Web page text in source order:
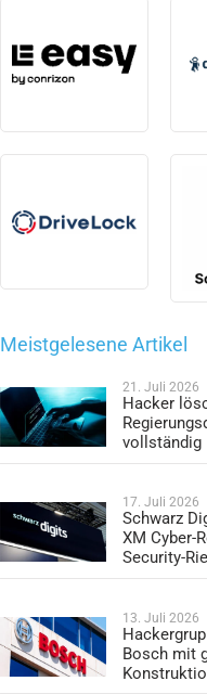
Meistgelesene Artikel
21. Juli 2026
Hacker
vollständig
17. Juli 2026
Schwarz
XM Cyber-
Security-
13. Juli 2026
Bosch mit